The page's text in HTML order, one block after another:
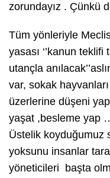
zorundayız . Çünkü
Tüm yönleriyle
yasası ‘’kanun
utançla
var, sokak
üzerlerine düşeni
yaşat ,besleme yap
Üstelik koyduğumuz
yoksunu insanlar
yöneticileri başta